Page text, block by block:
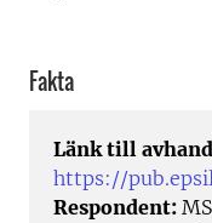
Fakta
Länk till
https://
Respondent: